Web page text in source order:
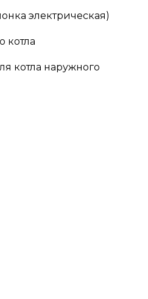
электрическая)
котла
котла наружного